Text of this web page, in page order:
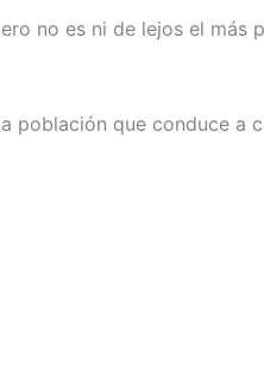
no es ni de lejos el
población que conduce